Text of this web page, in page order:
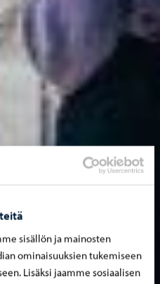
sisällön ja mainosten
ominaisuuksien tukemiseen
Lisäksi jaamme sosiaalisen